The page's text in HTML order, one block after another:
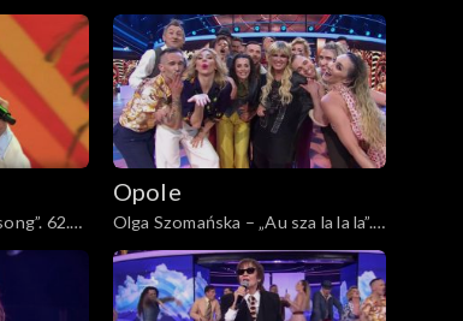
świętych”. 62. KFPP: Koncert
„Zróbmy więc prywatkę”
62.
więc
Opole
Olga Szomańska – „Au sza la la la”.
62. KFPP: Koncert „Zróbmy więc
prywatkę”